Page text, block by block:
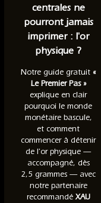
centrales ne
pourront jamais
imprimer : l'or
physique ?
Notre guide gratuit «
Le Premier Pas »
explique en clair
pourquoi le monde
monétaire bascule,
et comment
commencer à détenir
de l'or physique —
accompagné, dès
2,5 grammes — avec
notre partenaire
recommandéXAU